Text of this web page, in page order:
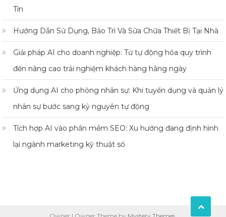
Tín
Hướng Dẫn Sử Dụng, Bảo Trì Và Sửa Chữa Thiết Bị Tại Nhà
Giải pháp AI cho doanh nghiệp: Từ tự động hóa quy trình
đến nâng cao trải nghiệm khách hàng hằng ngày
Ứng dụng AI cho phòng nhân sự: Khi tuyển dụng và quản lý
nhân sự bước sang kỷ nguyên tự động
Tích hợp AI vào phần mềm SEO: Xu hướng đang định hình
lại ngành marketing kỹ thuật số